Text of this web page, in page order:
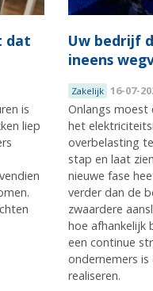
dat
is
liep
Uw bedrijf
ineens
Zakelijk 16-07-
Onlangs moest
het
overbelasting
stap en laat
nieuwe fase
verder dan de
zwaardere
hoe afhankelijk
een continue
ondernemers
realiseren.